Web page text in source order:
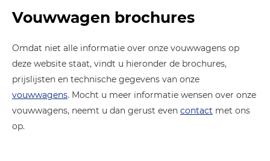
Vouwwagen brochures
Omdat niet alle informatie over onze vouwwagens op
deze website staat, vindt u hieronder de brochures,
prijslijsten en technische gegevens van onze
vouwwagens. Mocht u meer informatie wensen over onze
vouwwagens, neemt u dan gerust even contact met ons
op.